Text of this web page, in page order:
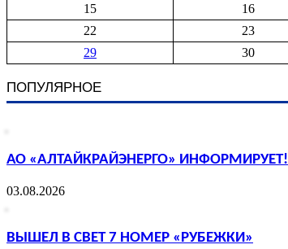
15
16
22
23
29
30
ПОПУЛЯРНОЕ
АО «АЛТАЙКРАЙЭНЕРГО» ИНФОРМИРУЕТ!
03.08.2026
ВЫШЕЛ В СВЕТ 7 НОМЕР «РУБЕЖКИ»